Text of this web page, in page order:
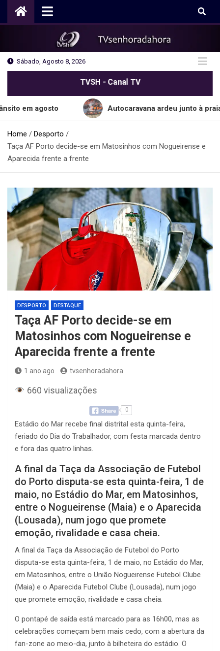
Sábado, Agosto 8, 2026
TVSH - Canal TV
Autocaravana ardeu junto à praia do
Home
Desporto
Taça AF Porto decide-se em Matosinhos com Nogueirense e
Aparecida frente a frente
DESPORTO DESTAQUE
Taça AF Porto decide-se em
Matosinhos com Nogueirense e
Aparecida frente a frente
1 ano ago tvsenhoradahora
660 visualizações
0
Estádio do Mar recebe final distrital esta quinta-feira,
feriado do Dia do Trabalhador, com festa marcada dentro
e fora das quatro linhas.
A final da Taça da Associação de Futebol
do Porto disputa-se esta quinta-feira, 1 de
maio, no Estádio do Mar, em Matosinhos,
entre o Nogueirense (Maia) e o Aparecida
(Lousada), num jogo que promete
emoção, rivalidade e casa cheia.
A final da Taça da Associação de Futebol do Porto
disputa-se esta quinta-feira, 1 de maio, no Estádio do Mar,
em Matosinhos, entre o União Nogueirense Futebol Clube
(Maia) e o Aparecida Futebol Clube (Lousada), num jogo
que promete emoção, rivalidade e casa cheia.
O pontapé de saída está marcado para as 16h00, mas as
celebrações começam bem mais cedo, com a abertura da
fan-zone ao meio-dia, junto à bilheteira do estádio. O